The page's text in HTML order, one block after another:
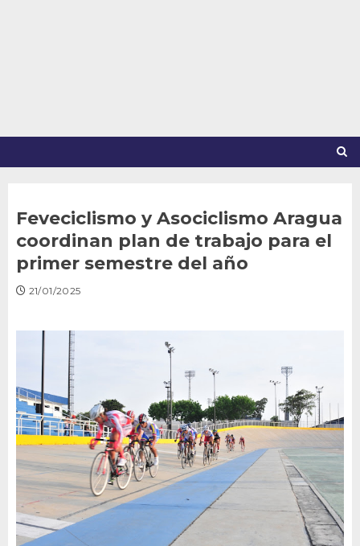
Feveciclismo y Asociclismo Aragua
coordinan plan de trabajo para el
primer semestre del año
21/01/2025